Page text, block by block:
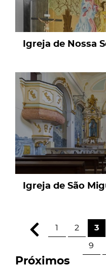
Igreja de Nossa
page
Igreja de São
1 2 3
9
Próximos